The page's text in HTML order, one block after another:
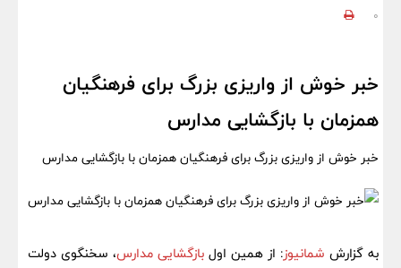
0
خبر خوش از واریزی بزرگ برای فرهنگیان
همزمان با بازگشایی مدارس
خبر خوش از واریزی بزرگ برای فرهنگیان همزمان با بازگشایی مدارس
به گزارش شمانیوز: از همین اول بازگشایی مدارس، سخنگوی دولت